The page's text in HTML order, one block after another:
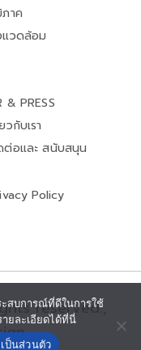
าค
วดล้อม
& PRESS
วกับเรา
อและ สนับสนุน
Policy
reserved.,
สบการณ์ที่ดีในการใช้
ยละเอียดได้ที่นี่
ป็นส่วนตัว